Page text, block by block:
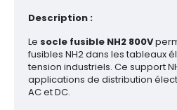
Description :
Le socle fusible NH2 800V
fusibles NH2 dans les tableaux
tension industriels. Ce support
applications de distribution
AC et DC.